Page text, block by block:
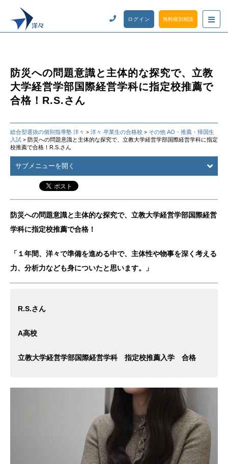
ログイン 無料個別相談
防災への問題意識と主体的な探究で、立教
大学経営学部国際経営学科に指定校推薦で
合格！R.S.さん
総合型選抜の個別指導塾 洋々 > 洋々 卒業生の合格校 > その他 AO・推薦・帰国生
入試 > 防災への問題意識と主体的な探究で、立教大学経営学部国際経営学科に指定
校推薦で合格！R.S.さん
サブメニューを開く
防災への問題意識と主体的な探究で、立教大学経営学部国際経営
学科に指定校推薦で合格！
「１年間、洋々で準備を進める中で、主体性や物事を深く考える
力、分析力なども身についたと思います。」
R.S.さん
A高校
立教大学経営学部国際経営学科 指定校推薦入学 合格